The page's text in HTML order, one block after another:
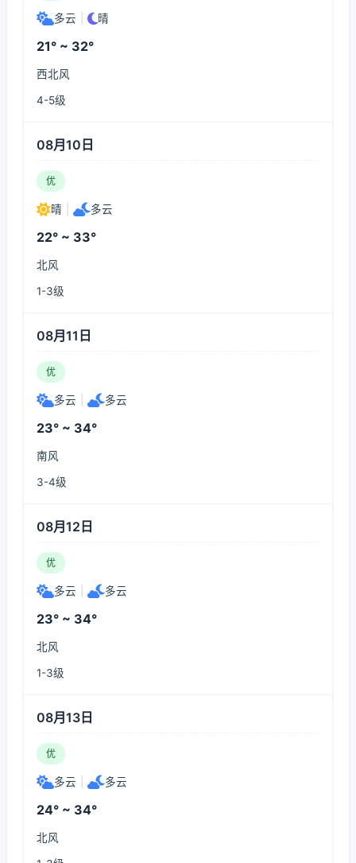
多云 晴
21° ~ 32°
西北风
4-5级
08月10日
优
晴 多云
22° ~ 33°
北风
1-3级
08月11日
优
多云 多云
23° ~ 34°
南风
3-4级
08月12日
优
多云 多云
23° ~ 34°
北风
1-3级
08月13日
优
多云 多云
24° ~ 34°
北风